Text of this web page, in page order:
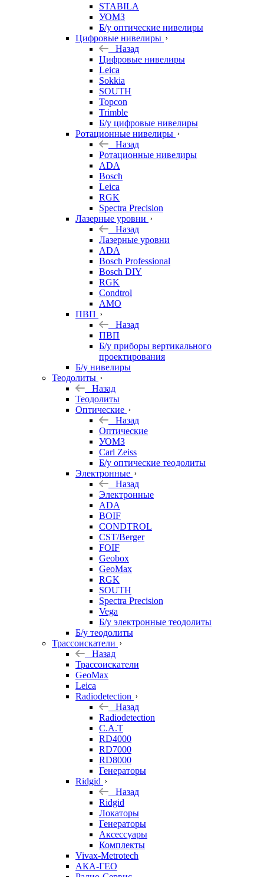
STABILA
УОМЗ
Б/у оптические нивелиры
Цифровые нивелиры
Назад
Цифровые нивелиры
Leica
Sokkia
SOUTH
Topcon
Trimble
Б/у цифровые нивелиры
Ротационные нивелиры
Назад
Ротационные нивелиры
ADA
Bosch
Leica
RGK
Spectra Precision
Лазерные уровни
Назад
Лазерные уровни
ADA
Bosch Professional
Bosch DIY
RGK
Condtrol
AMO
ПВП
Назад
ПВП
Б/у приборы вертикального
проектирования
Б/у нивелиры
Теодолиты
Назад
Теодолиты
Оптические
Назад
Оптические
УОМЗ
Carl Zeiss
Б/у оптические теодолиты
Электронные
Назад
Электронные
ADA
BOIF
CONDTROL
CST/Berger
FOIF
Geobox
GeoMax
RGK
SOUTH
Spectra Precision
Vega
Б/у электронные теодолиты
Б/у теодолиты
Трассоискатели
Назад
Трассоискатели
GeoMax
Leica
Radiodetection
Назад
Radiodetection
C.A.T
RD4000
RD7000
RD8000
Генераторы
Ridgid
Назад
Ridgid
Локаторы
Генераторы
Аксессуары
Комплекты
Vivax-Metrotech
АКА-ГЕО